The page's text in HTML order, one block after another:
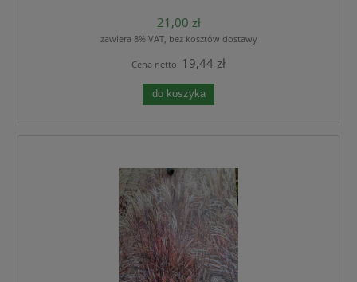
21,00 zł
zawiera 8% VAT, bez kosztów dostawy
Cena netto: 19,44 zł
do koszyka